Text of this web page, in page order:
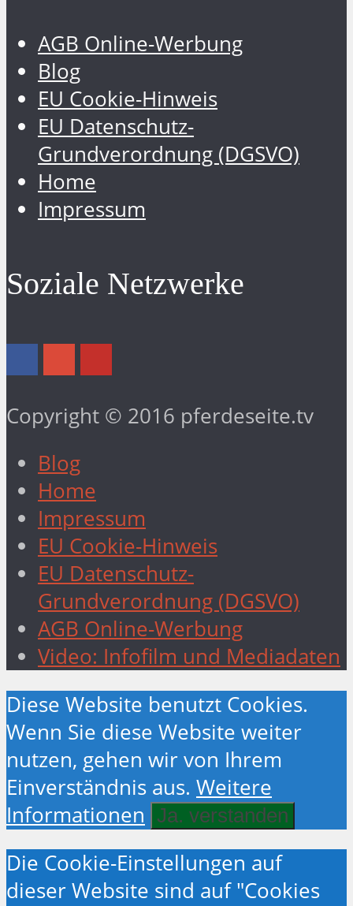
AGB Online-Werbung
Blog
EU Cookie-Hinweis
EU Datenschutz-
Grundverordnung (DGSVO)
Home
Impressum
Soziale Netzwerke
Copyright © 2016 pferdeseite.tv
Blog
Home
Impressum
EU Cookie-Hinweis
EU Datenschutz-
Grundverordnung (DGSVO)
AGB Online-Werbung
Video: Infofilm und Mediadaten
Diese Website benutzt Cookies.
Wenn Sie diese Website weiter
nutzen, gehen wir von Ihrem
Einverständnis aus. Weitere
Informationen
Ja. verstanden
Die Cookie-Einstellungen auf
dieser Website sind auf "Cookies